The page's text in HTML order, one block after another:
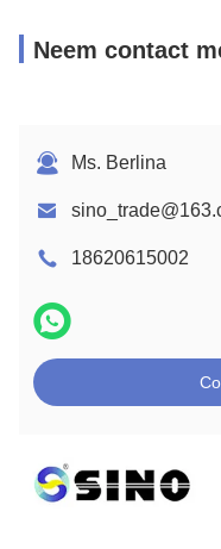
Neem contact
Ms. Berlina
18620615002